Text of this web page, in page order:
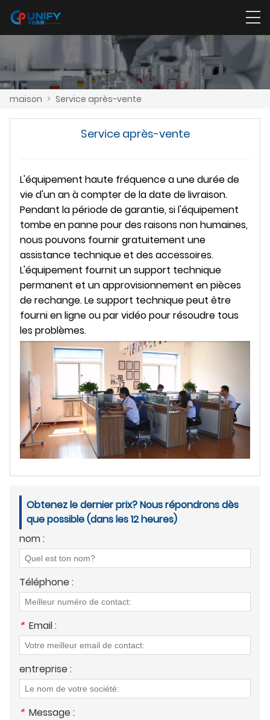
maison > Service après-vente
Service après-vente
L'équipement haute fréquence a une durée de
vie d'un an à compter de la date de livraison.
Pendant la période de garantie, si l'équipement
tombe en panne pour des raisons non humaines,
nous pouvons fournir gratuitement une
assistance technique et des accessoires.
L'équipement fournit un support technique
permanent et un approvisionnement en pièces
de rechange. Le support technique peut être
fourni en ligne ou par vidéo pour résoudre tous
les problèmes.
Obtenez le dernier prix? Nous répondrons dès
que possible (dans les 12 heures)
nom :
Téléphone :
* Email :
entreprise :
* Message :